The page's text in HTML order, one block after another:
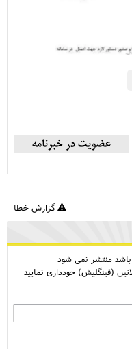
گزارش خطا
باشد منتشر نمی شود
(فینگلیش) خودداری نمایید